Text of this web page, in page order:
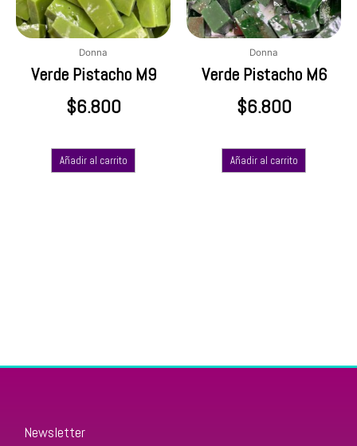
Donna
Verde Pistacho M9
$6.800
Añadir al carrito
Donna
Verde Pistacho M6
$6.800
Añadir al carrito
Newsletter